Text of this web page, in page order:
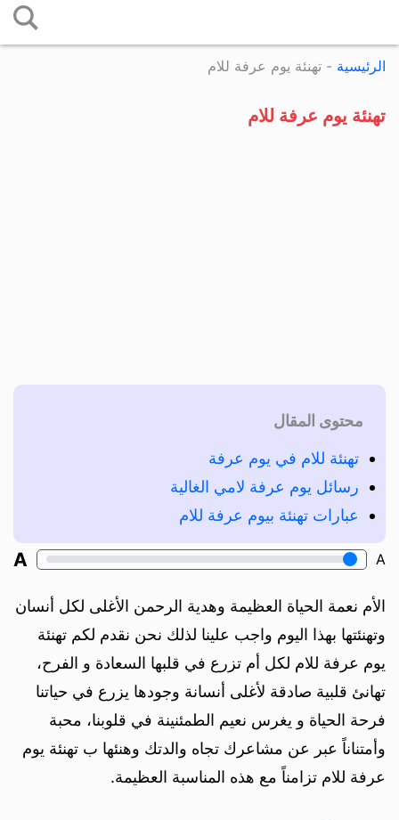
إلى
الرئيسية - تهنئة يوم عرفة للام
تهنئة يوم عرفة للام
محتوى المقال
تهنئة للام في يوم عرفة
رسائل يوم عرفة لامي الغالية
عبارات تهنئة بيوم عرفة للام
A
A
الأم نعمة الحياة العظيمة وهدية الرحمن الأغلى لكل أنسان
وتهنئتها بهذا اليوم واجب علينا لذلك نحن نقدم لكم تهنئة
يوم عرفة للام لكل أم تزرع في قلبها السعادة و الفرح،
تهانئ قلبية صادقة لأغلى أنسانة وجودها يزرع في حياتنا
فرحة الحياة و يغرس نعيم الطمئنينة في قلوبنا، محبة
وأمتناناً عبر عن مشاعرك تجاه والدتك وهنئها ب تهنئة يوم
عرفة للام تزامناً مع هذه المناسبة العظيمة.